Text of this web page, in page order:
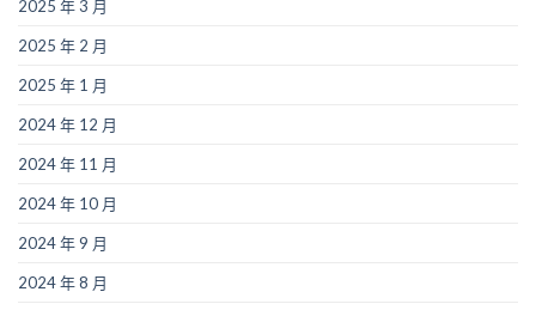
2025 年 3 月
2025 年 2 月
2025 年 1 月
2024 年 12 月
2024 年 11 月
2024 年 10 月
2024 年 9 月
2024 年 8 月